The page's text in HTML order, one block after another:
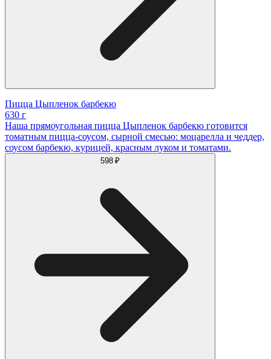
Пицца Цыпленок барбекю
630 г
Наша прямоугольная пицца Цыпленок барбекю готовится
томатным пицца-соусом, сырной смесью: моцарелла и чеддер,
соусом барбекю, курицей, красным луком и томатами.
598 ₽